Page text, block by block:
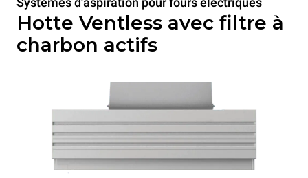
Hotte Ventless avec filtre à
charbon actifs